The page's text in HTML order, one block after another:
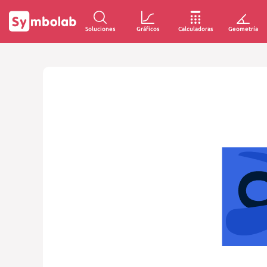
Soluciones Gráficos Calculadoras Geometría